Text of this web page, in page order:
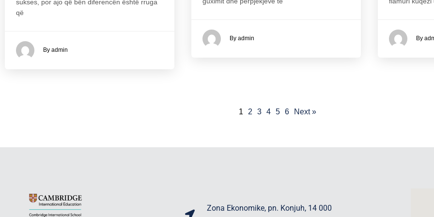
sukses, por ajo që bën diferencën është rruga
që
By admin
By admin By
1 2 3 4 5 6 Next »
Zona Ekonomike, pn. Konjuh, 14 000